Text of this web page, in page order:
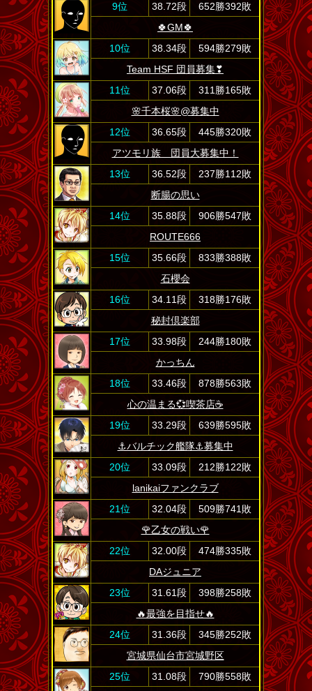
9位
38.72段
652勝392敗
🍀GM🍀
10位
38.34段
594勝279敗
Team HSF 団員募集❣
11位
37.06段
311勝165敗
🌸千本桜🌸@募集中
12位
36.65段
445勝320敗
アツモリ族 団員大募集中！
13位
36.52段
237勝112敗
断腸の思い
14位
35.88段
906勝547敗
ROUTE666
15位
35.66段
833勝388敗
石櫻会
16位
34.11段
318勝176敗
秘封倶楽部
17位
33.98段
244勝180敗
かっちん
18位
33.46段
878勝563敗
心の温まる💞喫茶店☕
19位
33.29段
639勝595敗
⚓️バルチック艦隊⚓️募集中
20位
33.09段
212勝122敗
lanikaiファンクラブ
21位
32.04段
509勝741敗
🌹乙女の戦い🌹
22位
32.00段
474勝335敗
DAジュニア
23位
31.61段
398勝258敗
🔥最強を目指せ🔥
24位
31.36段
345勝252敗
宮城県仙台市宮城野区
25位
31.08段 790勝558敗